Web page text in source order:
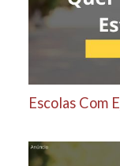
Escolas Com